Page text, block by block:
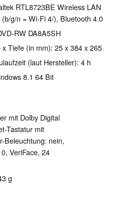
RTL8723BE Wireless LAN
g/n = Wi-Fi 4/), Bluetooth 4.0
RW DA8A5SH
x Tiefe (in mm): 25 x 384 x 265
(laut Hersteller): 4 h
8.1 64 Bit
mit Dolby Digital
Tastatur mit
Beleuchtung: nein,
VeriFace, 24
g